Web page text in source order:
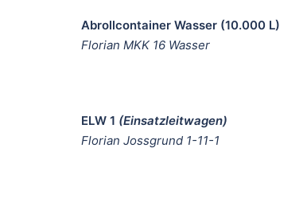
Abrollcontainer Wasser (10.000 L)
Florian MKK 16 Wasser
ELW 1 (Einsatzleitwagen)
Florian Jossgrund 1-11-1